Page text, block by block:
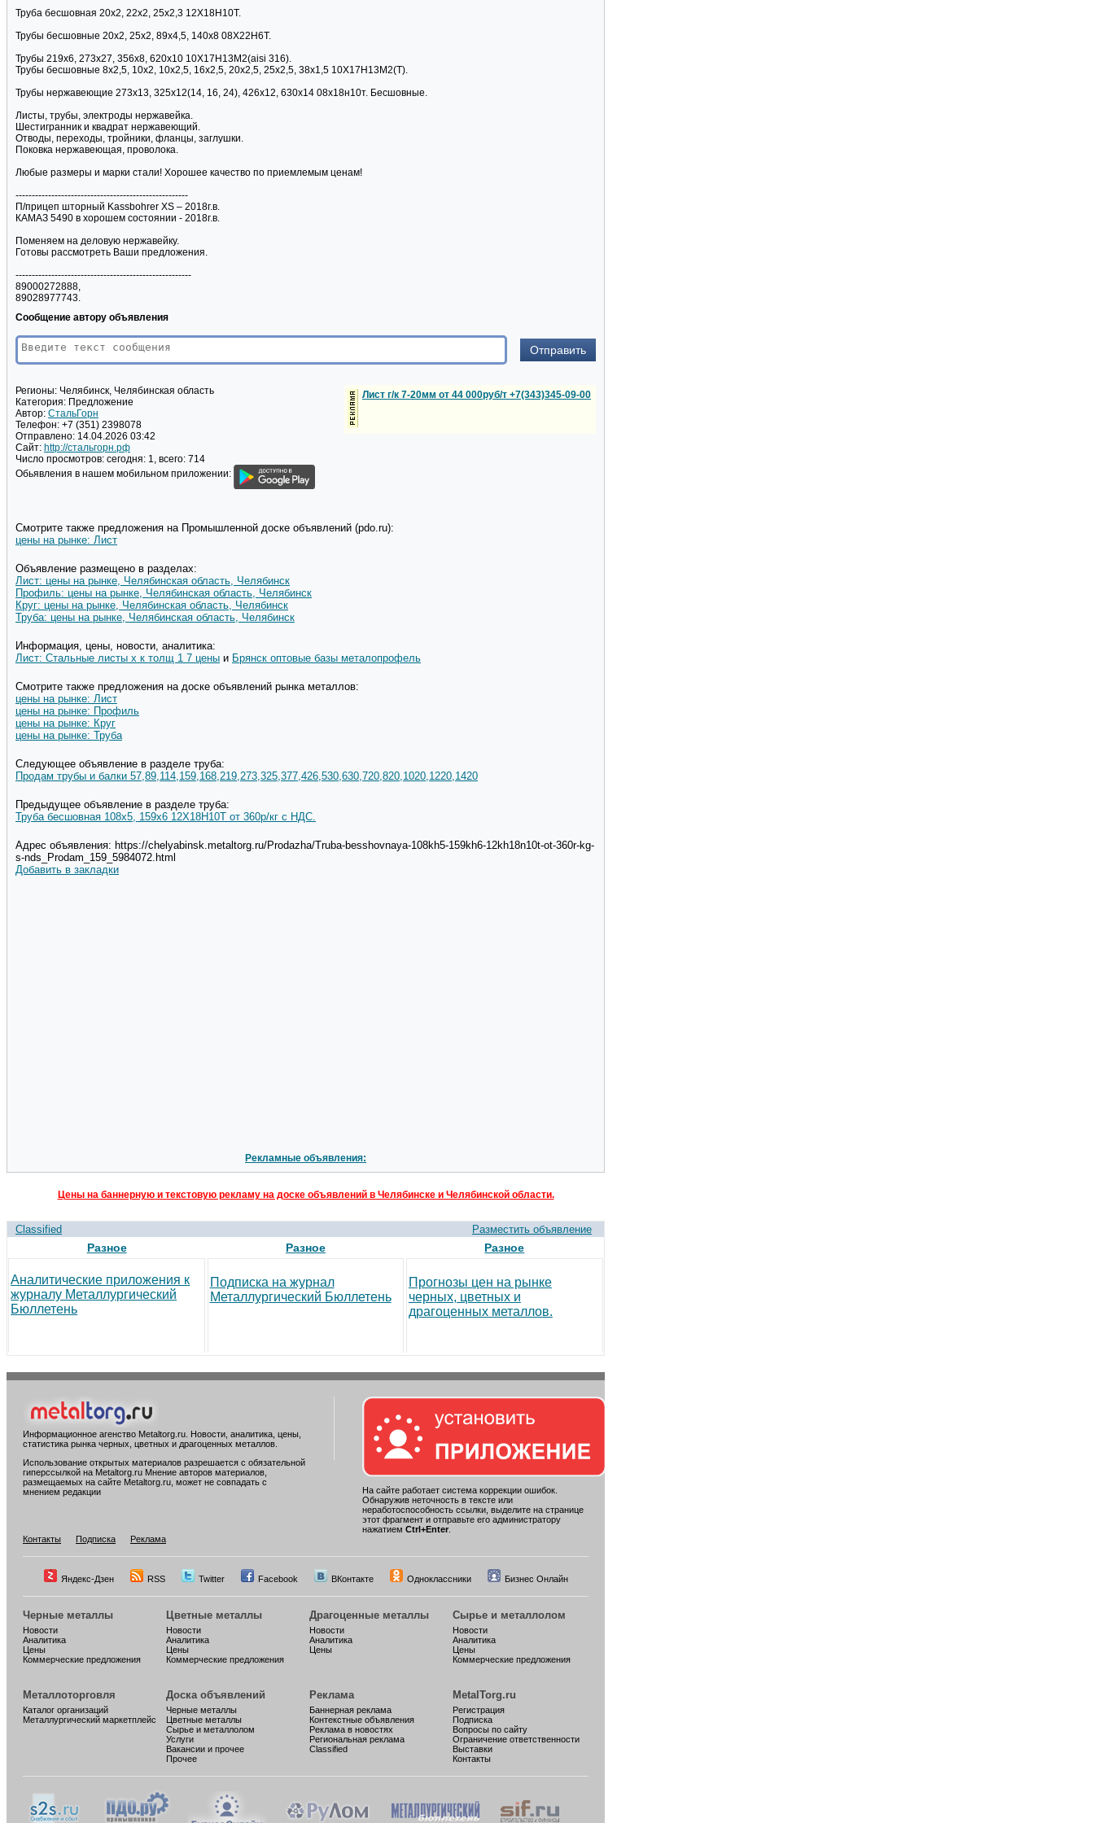
Труба бесшовная 20х2, 22х2, 25х2,3 12Х18Н10Т.
Трубы бесшовные 20х2, 25х2, 89х4,5, 140х8 08Х22Н6Т.
Трубы 219х6, 273х27, 356х8, 620х10 10Х17Н13М2(aisi 316).
Трубы бесшовные 8х2,5, 10х2, 10х2,5, 16х2,5, 20х2,5, 25х2,5, 38х1,5 10Х17Н13М2(Т).
Трубы нержавеющие 273х13, 325х12(14, 16, 24), 426х12, 630х14 08х18н10т. Бесшовные.
Листы, трубы, электроды нержавейка.
Шестигранник и квадрат нержавеющий.
Отводы, переходы, тройники, фланцы, заглушки.
Поковка нержавеющая, проволока.
Любые размеры и марки стали! Хорошее качество по приемлемым ценам!
-----------------------------------------------------
П/прицеп шторный Kassbohrer XS – 2018г.в.
КАМАЗ 5490 в хорошем состоянии - 2018г.в.
Поменяем на деловую нержавейку.
Готовы рассмотреть Ваши предложения.
------------------------------------------------------
89000272888,
89028977743.
Сообщение автору объявления
Регионы: Челябинск, Челябинская область
Категория: Предложение
Автор: СтальГорн
Телефон: +7 (351) 2398078
Отправлено: 14.04.2026 03:42
Сайт: http://стальгорн.рф
Число просмотров: сегодня: 1, всего: 714
Обьявления в нашем мобильном приложении:
Лист г/к 7-20мм от 44 000руб/т +7(343)345-09-00
Смотрите также предложения на Промышленной доске объявлений (pdo.ru):
цены на рынке: Лист
Объявление размещено в разделах:
Лист: цены на рынке, Челябинская область, Челябинск
Профиль: цены на рынке, Челябинская область, Челябинск
Круг: цены на рынке, Челябинская область, Челябинск
Труба: цены на рынке, Челябинская область, Челябинск
Информация, цены, новости, аналитика:
Лист: Стальные листы х к толщ 1 7 цены и Брянск оптовые базы металопрофель
Смотрите также предложения на доске объявлений рынка металлов:
цены на рынке: Лист
цены на рынке: Профиль
цены на рынке: Круг
цены на рынке: Труба
Следующее объявление в разделе труба:
Продам трубы и балки 57,89,114,159,168,219,273,325,377,426,530,630,720,820,1020,1220,1420
Предыдущее объявление в разделе труба:
Труба бесшовная 108х5, 159х6 12Х18Н10Т от 360р/кг с НДС.
Адрес объявления: https://chelyabinsk.metaltorg.ru/Prodazha/Truba-besshovnaya-108kh5-159kh6-12kh18n10t-ot-360r-kg-
s-nds_Prodam_159_5984072.html
Добавить в закладки
Рекламные объявления:
Цены на баннерную и текстовую рекламу на доске объявлений в Челябинске и Челябинской области.
Classified Разместить объявление
Разное
Аналитические приложения к
журналу Металлургический
Бюллетень
Разное
Подписка на журнал
Металлургический Бюллетень
Разное
Прогнозы цен на рынке
черных, цветных и
драгоценных металлов.
Информационное агенство Metaltorg.ru. Новости, аналитика, цены,
статистика рынка черных, цветных и драгоценных металлов.
Использование открытых материалов разрешается с обязательной
гиперссылкой на Metaltorg.ru Мнение авторов материалов,
размещаемых на сайте Metaltorg.ru, может не совпадать с
мнением редакции
На сайте работает система коррекции ошибок.
Обнаружив неточность в тексте или
неработоспособность ссылки, выделите на странице
этот фрагмент и отправьте его администратору
нажатием Ctrl+Enter
Контакты
Подписка Реклама
Яндекс-Дзен RSS Twitter Facebook ВКонтакте Одноклассники Бизнес Онлайн
Черные металлы
Новости
Аналитика
Цены
Коммерческие предложения
Цветные металлы
Новости
Аналитика
Цены
Коммерческие предложения
Драгоценные металлы
Новости
Аналитика
Цены
Сырье и металлолом
Новости
Аналитика
Цены
Коммерческие предложения
Металлоторговля
Каталог организаций
Металлургический маркетплейс
Доска объявлений
Черные металлы
Цветные металлы
Сырье и металлолом
Услуги
Вакансии и прочее
Прочее
Реклама
Баннерная реклама
Контекстные объявления
Реклама в новостях
Региональная реклама
Classified
MetalTorg.ru
Регистрация
Подписка
Вопросы по сайту
Ограничение ответственности
Выставки
Контакты